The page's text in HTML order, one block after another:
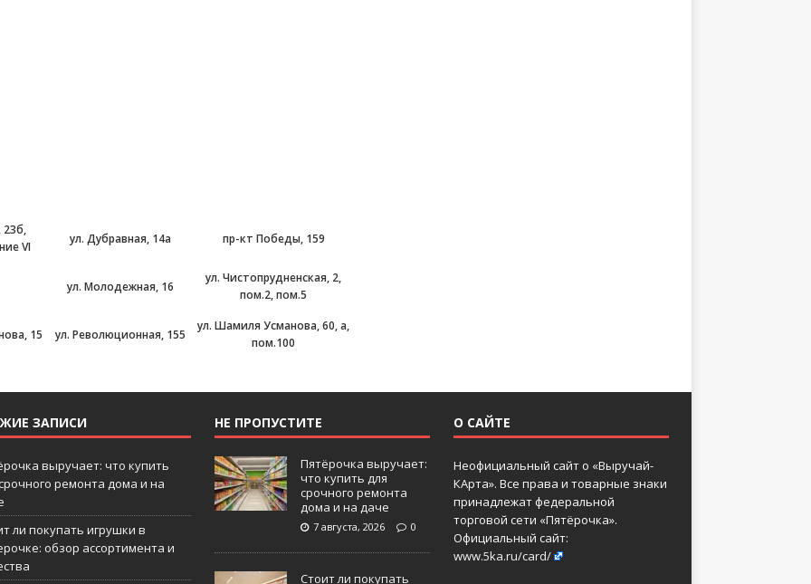
23б,
VI
ул. Дубравная, 14а пр-кт Победы, 159
ул. Молодежная, 16
ул. Чистопрудненская, 2,
пом.2, пом.5
15 ул. Революционная, 155
ул. Шамиля Усманова, 60, а,
пом.100
ЗАПИСИ
выручает: что купить
ремонта дома и на
ли покупать игрушки в
обзор ассортимента и
НЕ ПРОПУСТИТЕ
Пятёрочка выручает:
что купить для
срочного ремонта
дома и на даче
7 августа, 2026 0
Стоит ли покупать
О САЙТЕ
Неофициальный сайт о «Выручай-
КАрта». Все права и товарные знаки
принадлежат федеральной
торговой сети «Пятёрочка».
Официальный сайт:
www.5ka.ru/card/